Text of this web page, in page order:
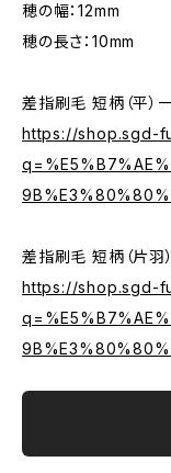
穂の幅：12mm
穂の長さ：10mm
差指刷毛 短柄（平）
https://shop.sgd-
差指刷毛 短柄（片羽
https://shop.sgd-